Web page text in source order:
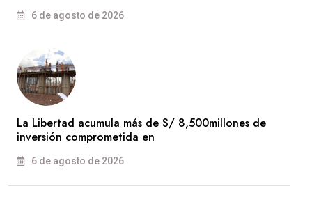
6 de agosto de 2026
La Libertad acumula más de S/ 8,500millones de
inversión comprometida en
6 de agosto de 2026